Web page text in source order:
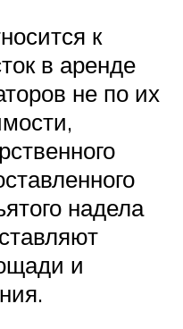
к
в аренде
не по их
надела
и